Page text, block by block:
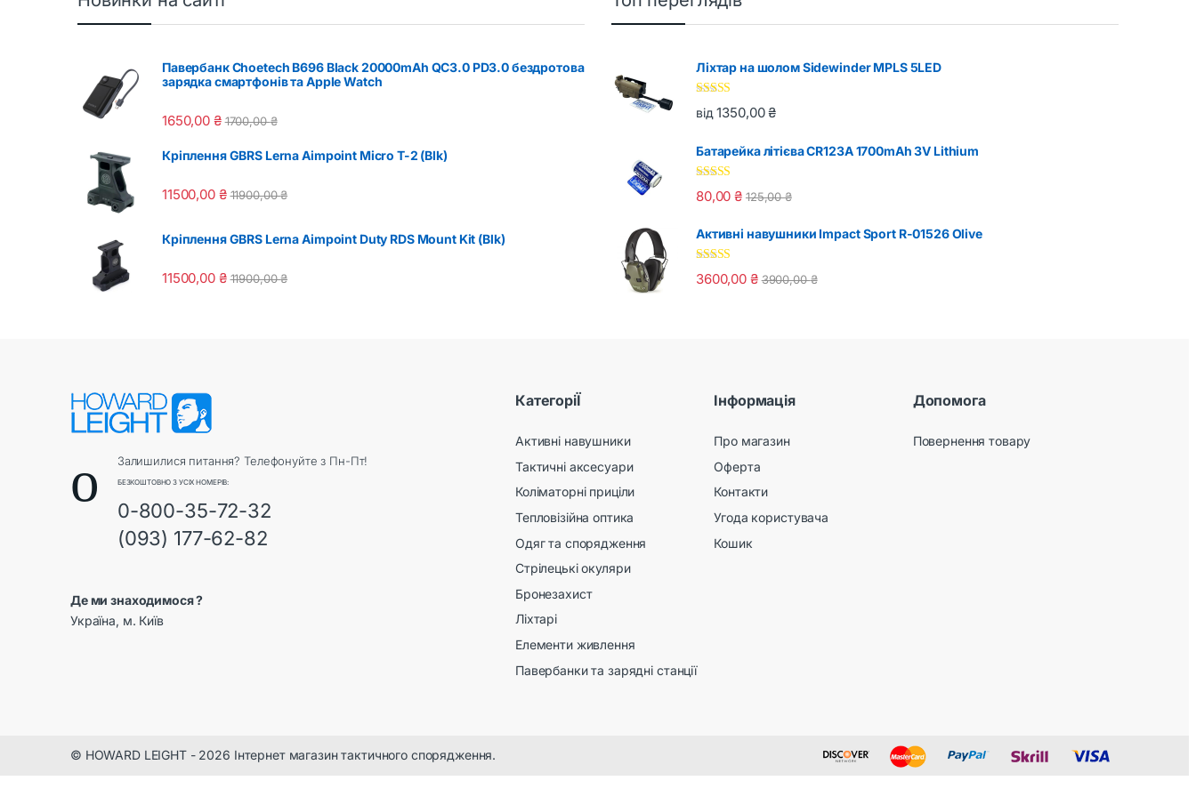
Павербанк Choetech B696 Black 20000mAh QC3.0 PD3.0 бездротова
зарядка смартфонів та Apple Watch
1650,00 ₴ 1700,00₴
Кріплення GBRS Lerna Aimpoint Micro T-2 (Blk)
11500,00 ₴ 11900,00₴
Кріплення GBRS Lerna Aimpoint Duty RDS Mount Kit (Blk)
11500,00 ₴ 11900,00₴
Ліхтар на шолом Sidewinder MPLS 5LED
Оцінено в
5.00 з 5
від1350,00₴
Батарейка літієва CR123A 1700mAh 3V Lithium
Оцінено в
5.00з 5
80,00₴ 125,00₴
Активні навушники Impact Sport R-01526 Olive
Оцінено в
5.00з 5
3600,00 ₴ 3900,00₴
Залишилися питання? Телефонуйте з Пн-Пт!
БЕЗКОШТОВНО З УСІХ НОМЕРІВ:
0-800-35-72-32
(093) 177-62-82
Де ми знаходимося ?
Україна, м. Київ
КатегоріЇ
Активні навушники
Тактичні аксесуари
Коліматорні приціли
Тепловізійна оптика
Одяг та спорядження
Стрілецькі окуляри
Бронезахист
Ліхтарі
Елементи живлення
Павербанки та зарядні станції
Інформація
Про магазин
Оферта
Контакти
Угода користувача
Кошик
Допомога
Повернення товару
© HOWARD LEIGHT - 2026 Інтернет магазин тактичного спорядження.